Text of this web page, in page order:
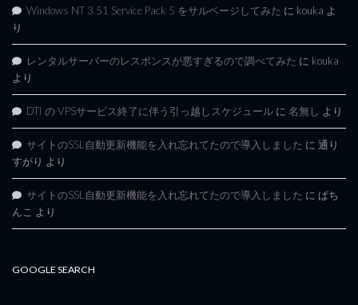
Windows NT 3.51 Service Pack 5 をサルベージしてみた に kouka よ
り
レンタルサーバーのレスポンスが悪すぎるので調べてみた に kouka
より
DTI の VPSサービス終了に伴う引っ越しスケジュール に 名無し より
サイトのSSL自動更新機能を入れ忘れてたので導入しました に 通り
すがり より
サイトのSSL自動更新機能を入れ忘れてたので導入しました に ぱち
んこ より
GOOGLE SEARCH